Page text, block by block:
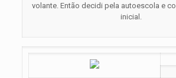
volante. Então decidi pela autoescola e
inicial.